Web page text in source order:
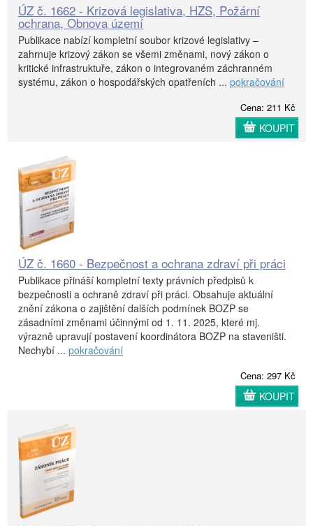
ÚZ č. 1662 - Krizová legislativa, HZS, Požární
ochrana, Obnova území
Publikace nabízí kompletní soubor krizové legislativy –
zahrnuje krizový zákon se všemi změnami, nový zákon o
kritické infrastruktuře, zákon o integrovaném záchranném
systému, zákon o hospodářských opatřeních ... pokračování
Cena: 211 Kč
KOUPIT
ÚZ č. 1660 - Bezpečnost a ochrana zdraví při práci
Publikace přináší kompletní texty právních předpisů k
bezpečnosti a ochraně zdraví při práci. Obsahuje aktuální
znění zákona o zajištění dalších podmínek BOZP se
zásadními změnami účinnými od 1. 11. 2025, které mj.
výrazně upravují postavení koordinátora BOZP na staveništi.
Nechybí ... pokračování
Cena: 297 Kč
KOUPIT